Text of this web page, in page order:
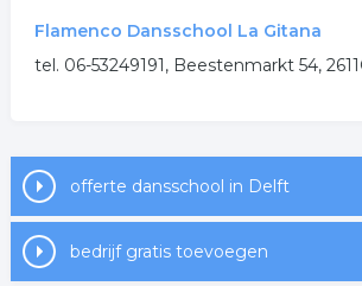
Flamenco Dansschool La Gitana
tel. 06-53249191, Beestenmarkt 54,
offerte dansschool in Delft
bedrijf gratis toevoegen